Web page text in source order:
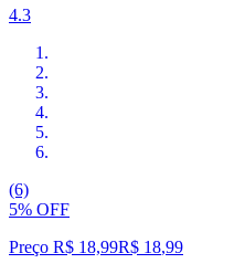
4.3
(6)
5% OFF
Preço R$ 18,99R$ 18,99